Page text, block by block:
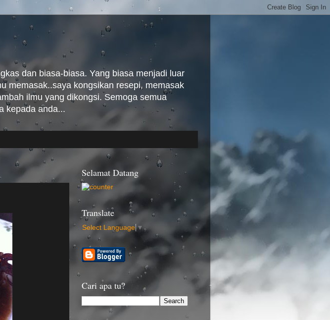
dan biasa-biasa. Yang biasa menjadi luar
memasak..saya kongsikan resepi, memasak
ilmu yang dikongsi. Semoga semua
kepada anda...
Selamat Datang
Translate
Select Language ▼
Cari apa tu?